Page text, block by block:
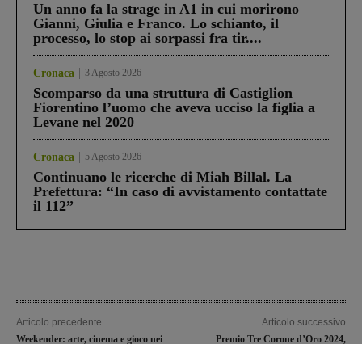
Un anno fa la strage in A1 in cui morirono
Gianni, Giulia e Franco. Lo schianto, il
processo, lo stop ai sorpassi fra tir....
Cronaca 3 Agosto 2026
Scomparso da una struttura di Castiglion
Fiorentino l’uomo che aveva ucciso la figlia a
Levane nel 2020
Cronaca 5 Agosto 2026
Continuano le ricerche di Miah Billal. La
Prefettura: “In caso di avvistamento contattate
il 112”
Articolo precedente
Weekender: arte, cinema e gioco nei
Articolo successivo
Premio Tre Corone d’Oro 2024,